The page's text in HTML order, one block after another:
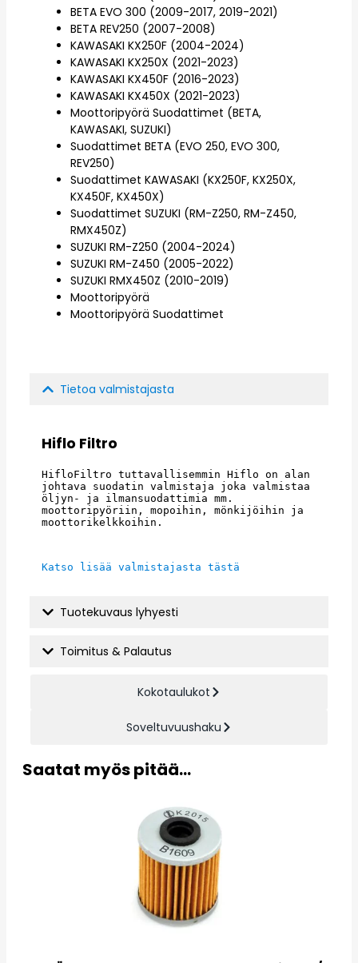
BETA EVO 300 (2009-2017, 2019-2021)
BETA REV250 (2007-2008)
KAWASAKI KX250F (2004-2024)
KAWASAKI KX250X (2021-2023)
KAWASAKI KX450F (2016-2023)
KAWASAKI KX450X (2021-2023)
Moottoripyörä Suodattimet (BETA,
KAWASAKI, SUZUKI)
Suodattimet BETA (EVO 250, EVO 300,
REV250)
Suodattimet KAWASAKI (KX250F, KX250X,
KX450F, KX450X)
Suodattimet SUZUKI (RM-Z250, RM-Z450,
RMX450Z)
SUZUKI RM-Z250 (2004-2024)
SUZUKI RM-Z450 (2005-2022)
SUZUKI RMX450Z (2010-2019)
Moottoripyörä
Moottoripyörä Suodattimet
Tietoa valmistajasta
Hiflo Filtro
HifloFiltro tuttavallisemmin Hiflo on alan
johtava suodatin valmistaja joka valmistaa
öljyn- ja ilmansuodattimia mm.
moottoripyöriin, mopoihin, mönkijöihin ja
moottorikelkkoihin.
Katso lisää valmistajasta tästä
Tuotekuvaus lyhyesti
Toimitus & Palautus
Kokotaulukot
Soveltuvuushaku
Saatat myös pitää...